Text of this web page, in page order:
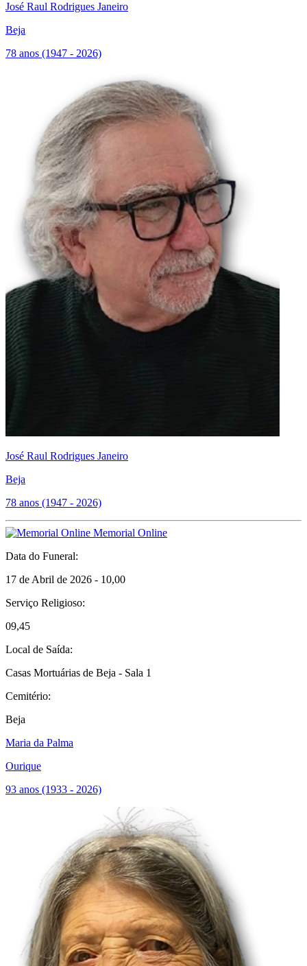
José Raul Rodrigues Janeiro
Beja
78 anos (1947 - 2026)
José Raul Rodrigues Janeiro
Beja
78 anos (1947 - 2026)
Memorial Online
Data do Funeral:
17 de Abril de 2026 - 10,00
Serviço Religioso:
09,45
Local de Saída:
Casas Mortuárias de Beja - Sala 1
Cemitério:
Beja
Maria da Palma
Ourique
93 anos (1933 - 2026)